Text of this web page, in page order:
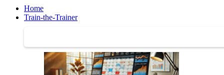
Home
Train-the-Trainer